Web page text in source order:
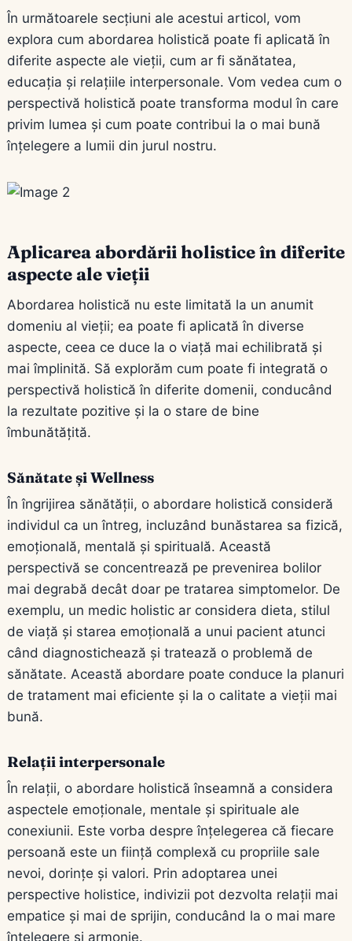
În următoarele secțiuni ale acestui articol, vom
explora cum abordarea holistică poate fi aplicată în
diferite aspecte ale vieții, cum ar fi sănătatea,
educația și relațiile interpersonale. Vom vedea cum o
perspectivă holistică poate transforma modul în care
privim lumea și cum poate contribui la o mai bună
înțelegere a lumii din jurul nostru.
Aplicarea abordării holistice în diferite
aspecte ale vieții
Abordarea holistică nu este limitată la un anumit
domeniu al vieții; ea poate fi aplicată în diverse
aspecte, ceea ce duce la o viață mai echilibrată și
mai împlinită. Să explorăm cum poate fi integrată o
perspectivă holistică în diferite domenii, conducând
la rezultate pozitive și la o stare de bine
îmbunătățită.
Sănătate și Wellness
În îngrijirea sănătății, o abordare holistică consideră
individul ca un întreg, incluzând bunăstarea sa fizică,
emoțională, mentală și spirituală. Această
perspectivă se concentrează pe prevenirea bolilor
mai degrabă decât doar pe tratarea simptomelor. De
exemplu, un medic holistic ar considera dieta, stilul
de viață și starea emoțională a unui pacient atunci
când diagnostichează și tratează o problemă de
sănătate. Această abordare poate conduce la planuri
de tratament mai eficiente și la o calitate a vieții mai
bună.
Relații interpersonale
În relații, o abordare holistică înseamnă a considera
aspectele emoționale, mentale și spirituale ale
conexiunii. Este vorba despre înțelegerea că fiecare
persoană este un ființă complexă cu propriile sale
nevoi, dorințe și valori. Prin adoptarea unei
perspective holistice, indivizii pot dezvolta relații mai
empatice și mai de sprijin, conducând la o mai mare
înțelegere și armonie.